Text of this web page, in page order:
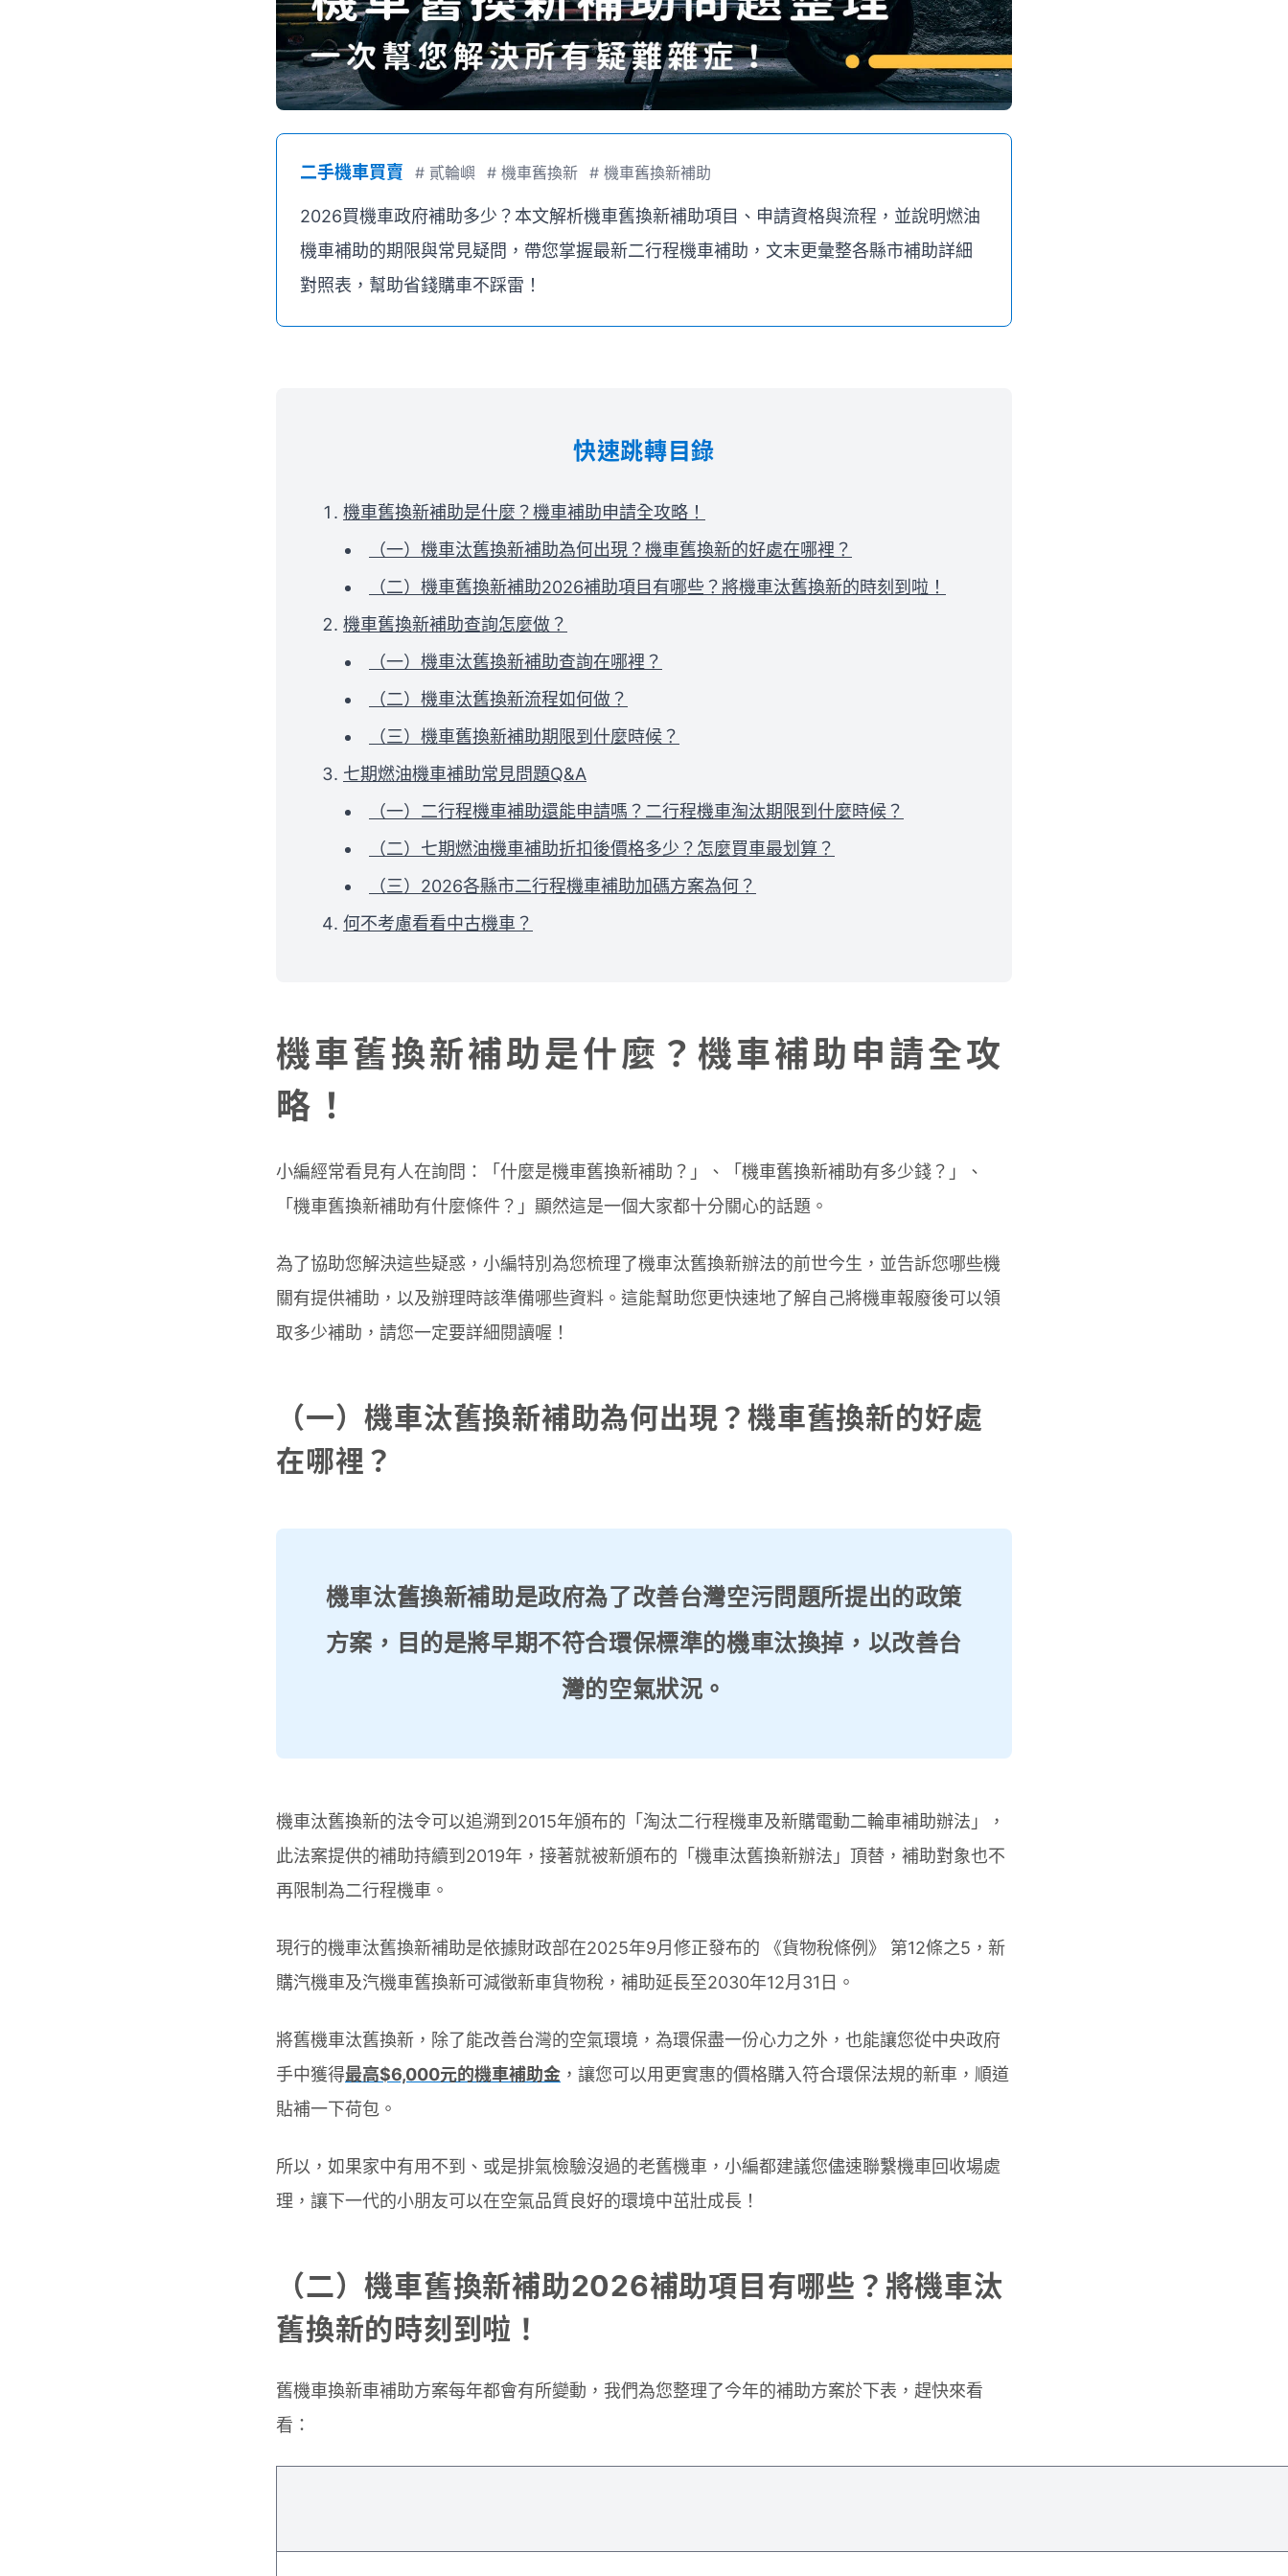
二手機車買賣 # 貳輪嶼 # 機車舊換新 # 機車舊換新補助
2026買機車政府補助多少？本文解析機車舊換新補助項目、申請資格與流程，並說明燃油
機車補助的期限與常見疑問，帶您掌握最新二行程機車補助，文末更彙整各縣市補助詳細
對照表，幫助省錢購車不踩雷！
快速跳轉目錄
機車舊換新補助是什麼？機車補助申請全攻略！
（一）機車汰舊換新補助為何出現？機車舊換新的好處在哪裡？
（二）機車舊換新補助2026補助項目有哪些？將機車汰舊換新的時刻到啦！
機車舊換新補助查詢怎麼做？
（一）機車汰舊換新補助查詢在哪裡？
（二）機車汰舊換新流程如何做？
（三）機車舊換新補助期限到什麼時候？
七期燃油機車補助常見問題Q&A
（一）二行程機車補助還能申請嗎？二行程機車淘汰期限到什麼時候？
（二）七期燃油機車補助折扣後價格多少？怎麼買車最划算？
（三）2026各縣市二行程機車補助加碼方案為何？
何不考慮看看中古機車？
機車舊換新補助是什麼？機車補助申請全攻
略！
小編經常看見有人在詢問：「什麼是機車舊換新補助？」、「機車舊換新補助有多少錢？」、
「機車舊換新補助有什麼條件？」顯然這是一個大家都十分關心的話題。
為了協助您解決這些疑惑，小編特別為您梳理了機車汰舊換新辦法的前世今生，並告訴您哪些機
關有提供補助，以及辦理時該準備哪些資料。這能幫助您更快速地了解自己將機車報廢後可以領
取多少補助，請您一定要詳細閱讀喔！
（一）機車汰舊換新補助為何出現？機車舊換新的好處
在哪裡？
機車汰舊換新補助是政府為了改善台灣空污問題所提出的政策
方案，目的是將早期不符合環保標準的機車汰換掉，以改善台
機車汰舊換新的法令可以追溯到2015年頒布的「淘汰二行程機車及新購電動二輪車補助辦法」，
此法案提供的補助持續到2019年，接著就被新頒布的「機車汰舊換新辦法」頂替，補助對象也不
再限制為二行程機車。
現行的機車汰舊換新補助是依據財政部在2025年9月修正發布的 《貨物稅條例》 第12條之5，新
購汽機車及汽機車舊換新可減徵新車貨物稅，補助延長至2030年12月31日。
將舊機車汰舊換新，除了能改善台灣的空氣環境，為環保盡一份心力之外，也能讓您從中央政府
手中獲得最高$6,000元的機車補助金 ，讓您可以用更實惠的價格購入符合環保法規的新車，順道
貼補一下荷包。
所以，如果家中有用不到、或是排氣檢驗沒過的老舊機車，小編都建議您儘速聯繫機車回收場處
理，讓下一代的小朋友可以在空氣品質良好的環境中茁壯成長！
（二）機車舊換新補助2026補助項目有哪些？將機車汰
舊換新的時刻到啦！
舊機車換新車補助方案每年都會有所變動，我們為您整理了今年的補助方案於下表，趕快來看
看：